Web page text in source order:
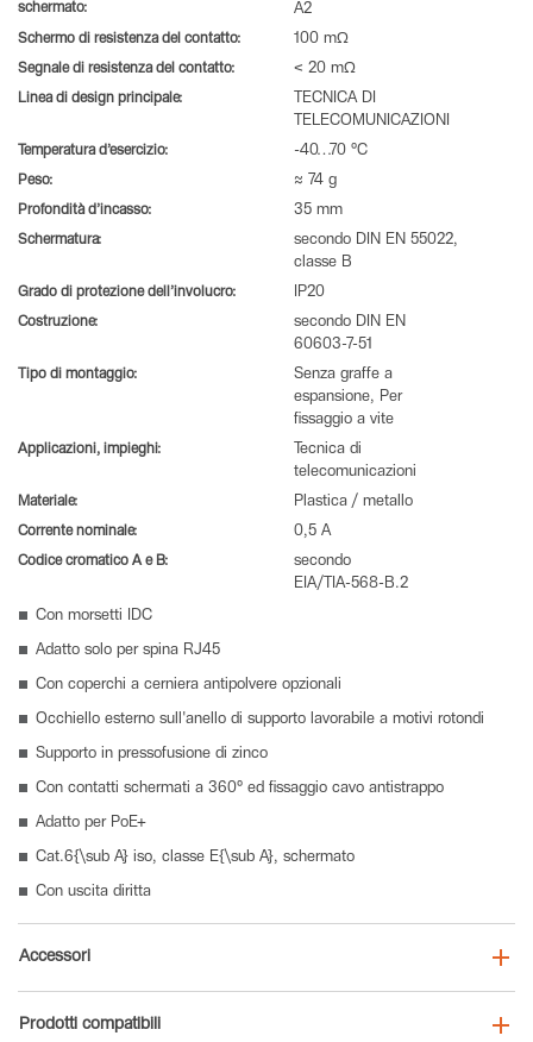
schermato:
A2
Schermo di resistenza del contatto: 100 mΩ
Segnale di resistenza del contatto: < 20 mΩ
Linea di design principale:
TECNICA DI
TELECOMUNICAZIONI
Temperatura d’esercizio: -40…70 °C
Peso: ≈ 74 g
Profondità d’incasso: 35 mm
Schermatura:
secondo DIN EN 55022,
classe B
Grado di protezione dell’involucro: IP20
Costruzione:
secondo DIN EN
60603-7-51
Tipo di montaggio:
Senza graffe a
espansione, Per
fissaggio a vite
Applicazioni, impieghi:
Tecnica di
telecomunicazioni
Materiale: Plastica / metallo
Corrente nominale: 0,5 A
Codice cromatico A e B:
secondo
EIA/TIA-568-B.2
Con morsetti IDC
Adatto solo per spina RJ45
Con coperchi a cerniera antipolvere opzionali
Occhiello esterno sull'anello di supporto lavorabile a motivi rotondi
Supporto in pressofusione di zinco
Con contatti schermati a 360° ed fissaggio cavo antistrappo
Adatto per PoE+
Cat.6{\sub A} iso, classe E{\sub A}, schermato
Con uscita diritta
Accessori
Prodotti compatibili